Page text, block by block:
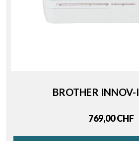
BROTHER INNOV-
Price
769,00 CHF